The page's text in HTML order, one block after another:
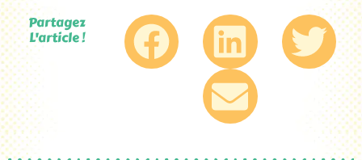
Partagez
L'article !